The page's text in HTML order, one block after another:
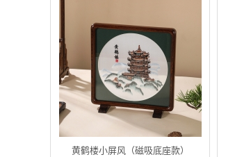
黄鹤楼小屏风（磁吸底座款）